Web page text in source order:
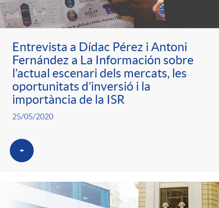
Entrevista a Dídac Pérez i Antoni
Fernández a La Información sobre
l’actual escenari dels mercats, les
oportunitats d’inversió i la
importància de la ISR
25/05/2020
+